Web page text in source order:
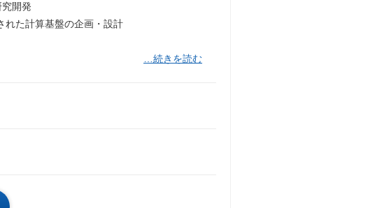
開発
れた計算基盤の企画・設計
…続きを読む